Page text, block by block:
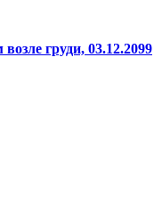
груди, 03.12.2099